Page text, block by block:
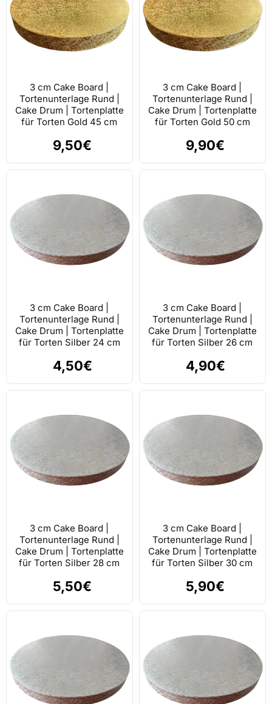
3 cm Cake Board |
Tortenunterlage Rund |
Cake Drum | Tortenplatte
für Torten Gold 45 cm
9,50€
3 cm Cake Board |
Tortenunterlage Rund |
Cake Drum | Tortenplatte
für Torten Gold 50 cm
9,90€
3 cm Cake Board |
Tortenunterlage Rund |
Cake Drum | Tortenplatte
für Torten Silber 24 cm
4,50€
3 cm Cake Board |
Tortenunterlage Rund |
Cake Drum | Tortenplatte
für Torten Silber 26 cm
4,90€
3 cm Cake Board |
Tortenunterlage Rund |
Cake Drum | Tortenplatte
für Torten Silber 28 cm
5,50€
3 cm Cake Board |
Tortenunterlage Rund |
Cake Drum | Tortenplatte
für Torten Silber 30 cm
5,90€